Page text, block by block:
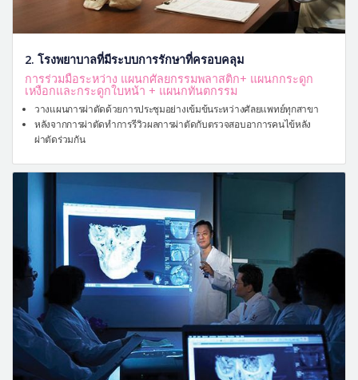
2. โรงพยาบาลที่มีระบบการรักษาที่ครอบคลุม
การร่วมมือระหว่าง แผนกศัลยกรรมพลาสติก+ แผนกกระดูก
เหงือกและกระดูกใบหน้า + แผนกทันตกรรม
วางแผนการผ่าตัดด้วยการประชุมอย่างเข้มข้นระหว่างศัลยแพทย์ทุกสาขา
หลังจากการผ่าตัดทำการรีวิวผลการผ่าตัดกับตรวจสอบอาการคนไข้หลัง
ผ่าตัดร่วมกัน